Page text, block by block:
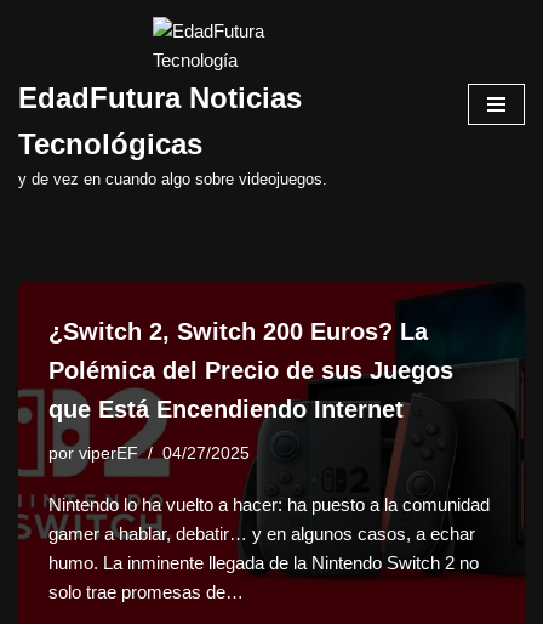
al
EdadFutura Noticias
Tecnológicas
y de vez en cuando algo sobre videojuegos.
¿Switch 2, Switch 200 Euros? La
Polémica del Precio de sus Juegos
que Está Encendiendo Internet
por viperEF 04/27/2025
Nintendo lo ha vuelto a hacer: ha puesto a la comunidad
gamer a hablar, debatir… y en algunos casos, a echar
humo. La inminente llegada de la Nintendo Switch 2 no
solo trae promesas de…